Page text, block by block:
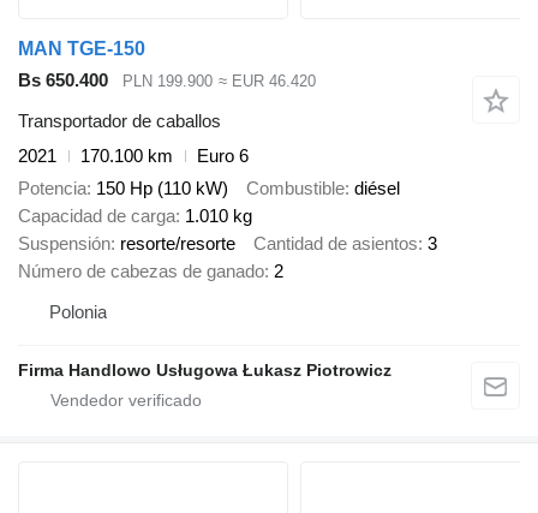
MAN TGE-150
Bs 650.400
PLN 199.900 ≈ EUR 46.420
Transportador de caballos
2021
170.100 km
Euro 6
Potencia 150 Hp (110 kW) Combustible diésel
Capacidad de carga 1.010 kg
Suspensión resorte/resorte Cantidad de asientos 3
Número de cabezas de ganado 2
Polonia
Firma Handlowo Usługowa Łukasz Piotrowicz